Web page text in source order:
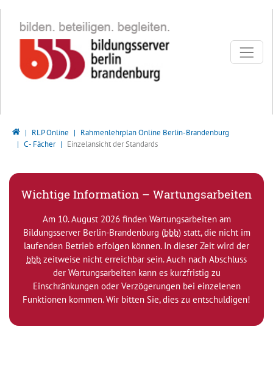
Bildungsserver Berlin - Brandenburg
RLP Online
Rahmenlehrplan Online Berlin-Brandenburg
C - Fächer
Einzelansicht der Standards
Wichtige Information – Wartungsarbeiten
Am 10. August 2026 finden Wartungsarbeiten am
Bildungsserver Berlin-Brandenburg (bbb) statt, die nicht im
laufenden Betrieb erfolgen können. In dieser Zeit wird der
bbb zeitweise nicht erreichbar sein. Auch nach Abschluss
der Wartungsarbeiten kann es kurzfristig zu
Einschränkungen oder Verzögerungen bei einzelenen
Funktionen kommen. Wir bitten Sie, dies zu entschuldigen!